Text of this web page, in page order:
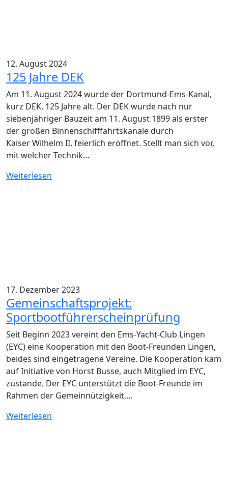
12. August 2024
125 Jahre DEK
Am 11. August 2024 wurde der Dortmund-Ems-Kanal,
kurz DEK, 125 Jahre alt. Der DEK wurde nach nur
siebenjähriger Bauzeit am 11. August 1899 als erster
der großen Binnenschifffahrtskanäle durch
Kaiser Wilhelm II. feierlich eröffnet. Stellt man sich vor,
mit welcher Technik…
Weiterlesen
17. Dezember 2023
Gemeinschaftsprojekt:
Sportbootführerscheinprüfung
Seit Beginn 2023 vereint den Ems-Yacht-Club Lingen
(EYC) eine Kooperation mit den Boot-Freunden Lingen,
beides sind eingetragene Vereine. Die Kooperation kam
auf Initiative von Horst Busse, auch Mitglied im EYC,
zustande. Der EYC unterstützt die Boot-Freunde im
Rahmen der Gemeinnützigkeit,…
Weiterlesen